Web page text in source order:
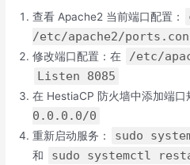
查看 Apache2 当前端口配置：
/etc/apache2/
修改端口配置：在 /etc/
Listen 8085
在 HestiaCP 防火墙中添加端口
0.0.0.0/0
重新启动服务： sudo
和 sudo systemctl